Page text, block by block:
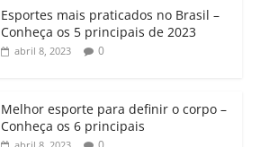
Esportes mais praticados no Brasil –
Conheça os 5 principais de 2023
abril 8, 2023 0
Melhor esporte para definir o corpo –
Conheça os 6 principais